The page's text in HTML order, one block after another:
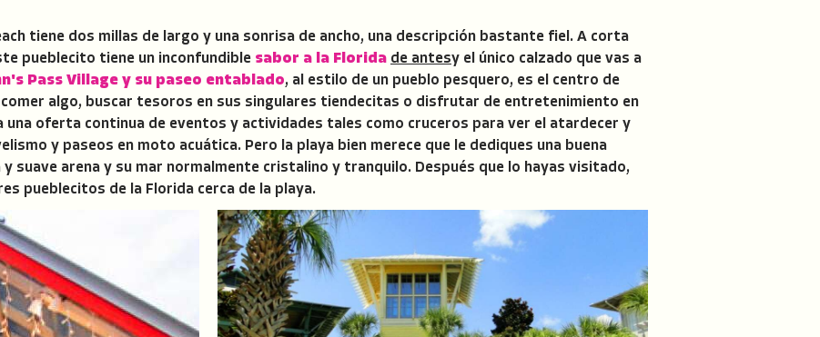
tiene dos millas de largo y una sonrisa de ancho, una descripción bastante fiel. A corta
pueblecito tiene un inconfundible sabor a la Florida de antesy el único calzado que vas a
Pass Village y su paseo entablado, al estilo de un pueblo pesquero, es el centro de
algo, buscar tesoros en sus singulares tiendecitas o disfrutar de entretenimiento en
una oferta continua de eventos y actividades tales como cruceros para ver el atardecer y
y paseos en moto acuática. Pero la playa bien merece que le dediques una buena
suave arena y su mar normalmente cristalino y tranquilo. Después que lo hayas visitado,
pueblecitos de la Florida cerca de la playa.